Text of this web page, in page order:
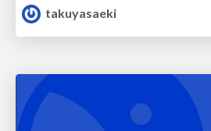
takuyasaeki